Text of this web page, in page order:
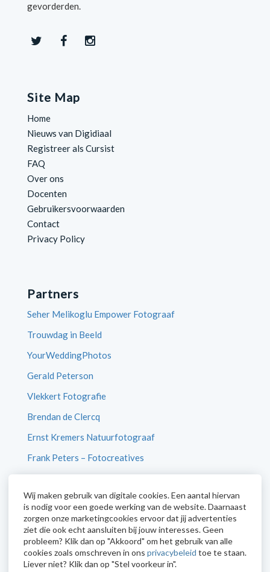
gevorderden.
Site Map
Home
Nieuws van Digidiaal
Registreer als Cursist
FAQ
Over ons
Docenten
Gebruikersvoorwaarden
Contact
Privacy Policy
Partners
Seher Melikoglu Empower Fotograaf
Trouwdag in Beeld
YourWeddingPhotos
Gerald Peterson
Vlekkert Fotografie
Brendan de Clercq
Ernst Kremers Natuurfotograaf
Frank Peters – Fotocreatives
CameraNU
Wij maken gebruik van digitale cookies. Een aantal hiervan
is nodig voor een goede werking van de website. Daarnaast
zorgen onze marketingcookies ervoor dat jij advertenties
ziet die ook echt aansluiten bij jouw interesses. Geen
probleem? Klik dan op "Akkoord" om het gebruik van alle
cookies zoals omschreven in ons privacybeleid toe te staan.
Liever niet? Klik dan op "Stel voorkeur in".